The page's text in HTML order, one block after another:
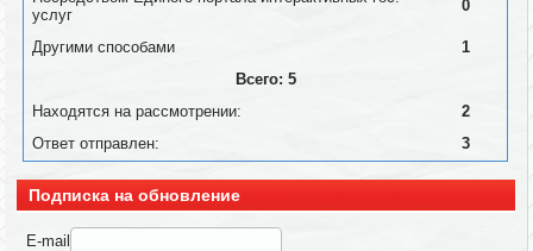
услуг
0
Другими способами
1
Всего: 5
Находятся на рассмотрении:
2
Ответ отправлен:
3
Подписка на обновление
E-mail